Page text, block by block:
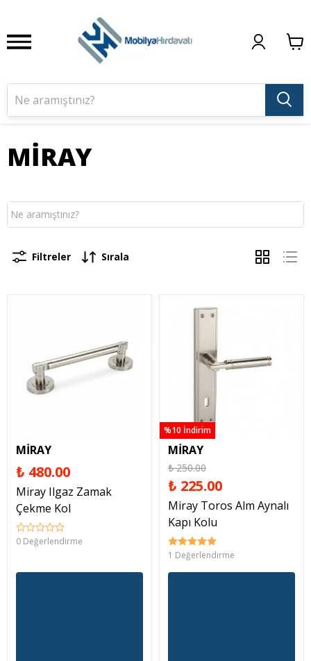
MİRAY
Filtreler Sırala
MİRAY
₺ 480.00
Miray Ilgaz Zamak
Çekme Kol
0 Değerlendirme
%10 İndirim
MİRAY
₺ 250.00
₺ 225.00
Miray Toros Alm Aynalı
Kapı Kolu
1 Değerlendirme